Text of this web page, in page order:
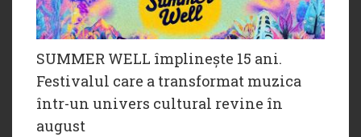
SUMMER WELL împlinește 15 ani.
Festivalul care a transformat muzica
într-un univers cultural revine în
august